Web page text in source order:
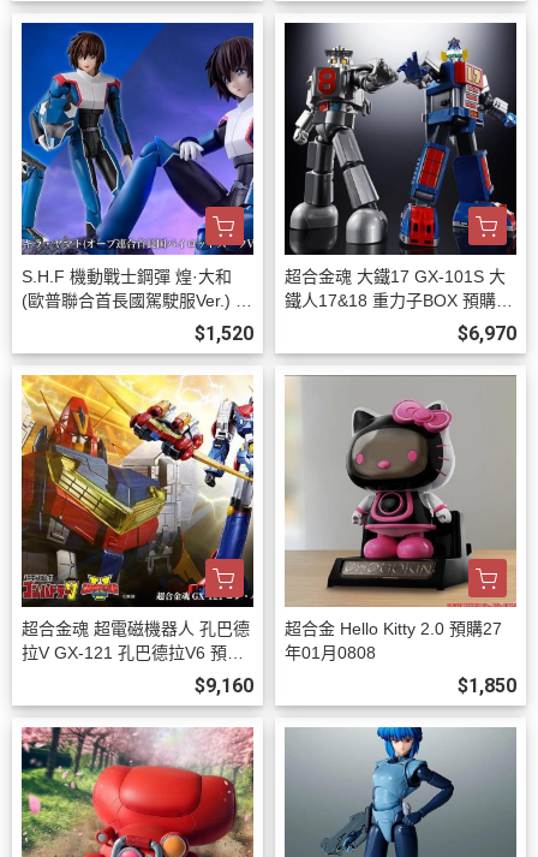
S.H.F 機動戰士鋼彈 煌·大和
(歐普聯合首長國駕駛服Ver.) 預
$1,520
超合金魂 大鐵17 GX-101S 大
鐵人17&18 重力子BOX 預購27
$6,970
超合金魂 超電磁機器人 孔巴德
拉V GX-121 孔巴德拉V6 預購2
$9,160
超合金 Hello Kitty 2.0 預購27
年01月0808
$1,850